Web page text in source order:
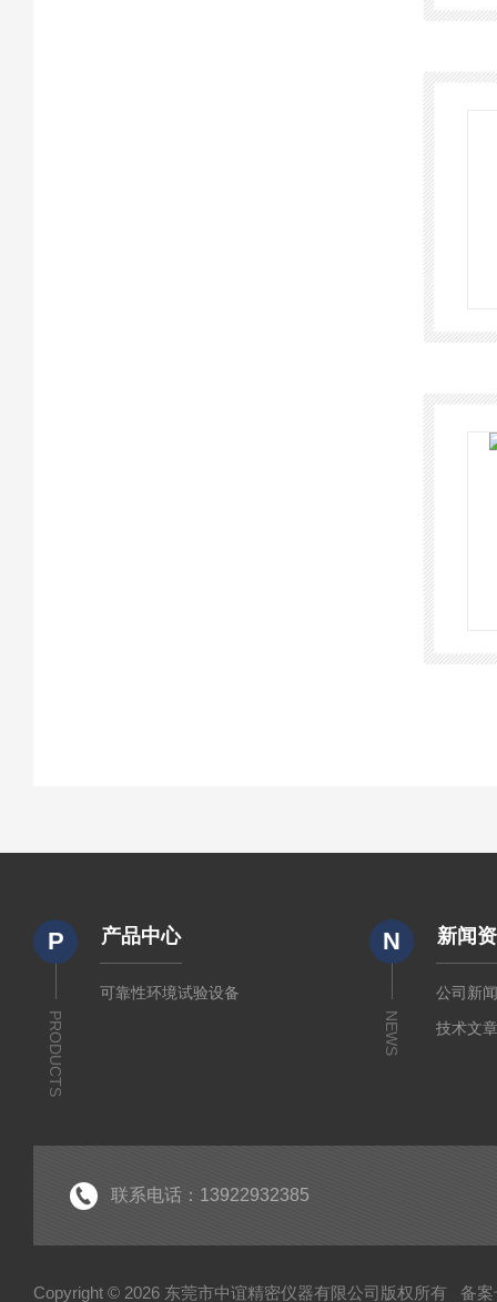
P
PRODUCTS
产品中心
可靠性环境试验设备
N
NEWS
新闻
公司新
技术文
联系电话：13922932385
Copyright © 2026 东莞市中谊精密仪器有限公司版权所有 备案